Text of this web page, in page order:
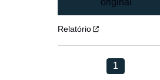
Relatório
1